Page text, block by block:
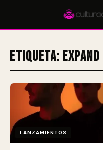
Accesos rápidos: 🎪 Eventos
Etiqueta: Expand
LANZAMIENTOS